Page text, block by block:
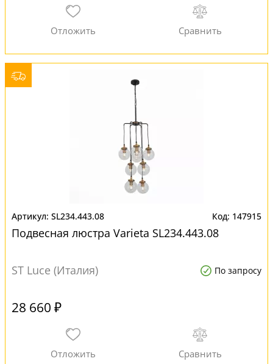
SL234.443.08 147915
Подвесная люстра Varieta SL234.443.08
ST Luce (Италия) По запросу
28 660 ₽